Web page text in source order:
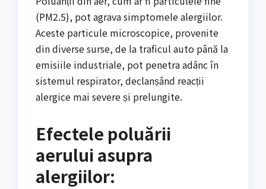
(PM2.5), pot agrava simptomele alergiilor.
Aceste particule microscopice, provenite
din diverse surse, de la traficul auto până la
emisiile industriale, pot penetra adânc în
sistemul respirator, declanșând reacții
alergice mai severe și prelungite.
Efectele poluării
aerului asupra
alergiilor: